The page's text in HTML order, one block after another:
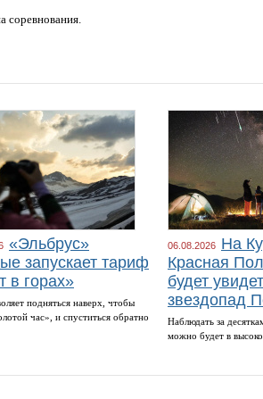
соревнования.
«Эльбрус»
запускает тариф
в горах»
подняться наверх, чтобы
час», и спуститься обратно
06.08.2026 На
Красная
будет
звездопад
Наблюдать за
можно будет в